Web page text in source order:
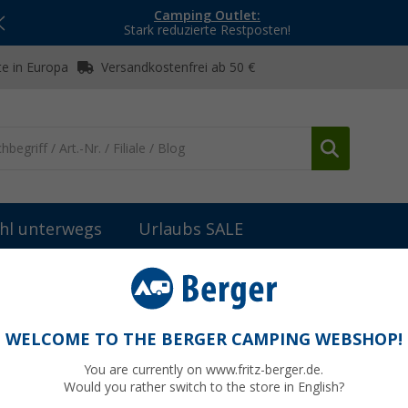
Camping Outlet:
Stark reduzierte Restposten!
in Europa Versandkostenfrei ab 50 €
unterwegs Urlaubs SALE
-blusen & -pullover Killtec Lilleo Damen Funktionsshirt
WELCOME TO THE BERGER CAMPING WEBSHOP!
You are currently on www.fritz-berger.de.
Would you rather switch to the store in English?